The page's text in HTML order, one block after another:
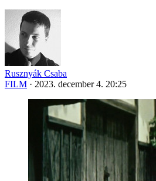
Rusznyák Csaba
FILM · 2023. december 4. 20:25